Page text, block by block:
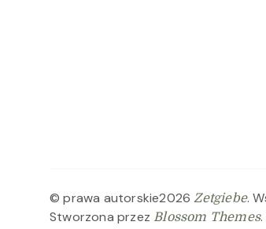
© prawa autorskie2026Zetgiebe.
Stworzona przez Blossom Themes